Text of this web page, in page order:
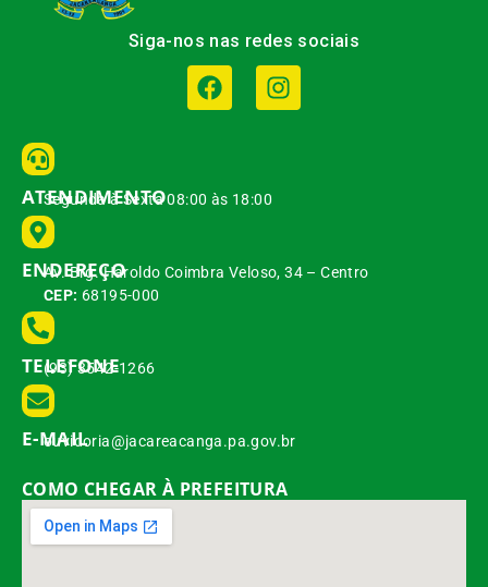
Siga-nos nas redes sociais
ATENDIMENTO
Segunda à Sexta 08:00 às 18:00
ENDEREÇO
Av. Brg. Haroldo Coimbra Veloso, 34 – Centro
CEP: 68195-000
TELEFONE
(93) 3542-1266
E-MAIL
ouvidoria@jacareacanga.pa.gov.br
COMO CHEGAR À PREFEITURA